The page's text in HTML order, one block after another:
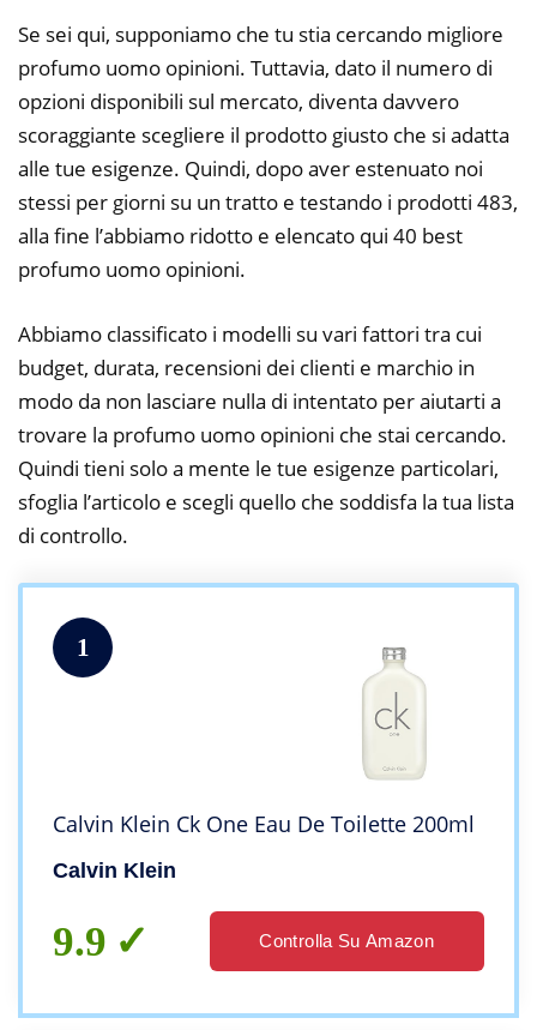
Se sei qui, supponiamo che tu stia cercando migliore
profumo uomo opinioni. Tuttavia, dato il numero di
opzioni disponibili sul mercato, diventa davvero
scoraggiante scegliere il prodotto giusto che si adatta
alle tue esigenze. Quindi, dopo aver estenuato noi
stessi per giorni su un tratto e testando i prodotti 483,
alla fine l’abbiamo ridotto e elencato qui 40 best
profumo uomo opinioni.
Abbiamo classificato i modelli su vari fattori tra cui
budget, durata, recensioni dei clienti e marchio in
modo da non lasciare nulla di intentato per aiutarti a
trovare la profumo uomo opinioni che stai cercando.
Quindi tieni solo a mente le tue esigenze particolari,
sfoglia l’articolo e scegli quello che soddisfa la tua lista
di controllo.
1
Calvin Klein Ck One Eau De Toilette 200ml
Calvin Klein
9.9 Controlla Su Amazon